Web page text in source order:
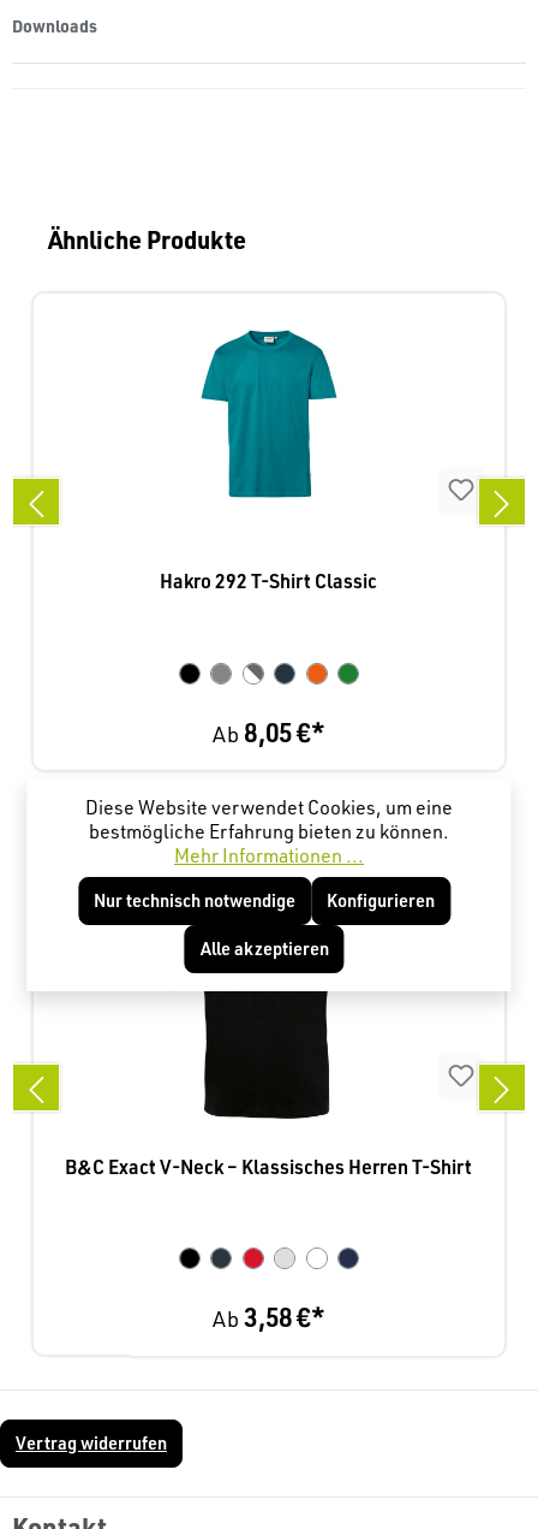
Downloads
Produktgalerie überspringen
Ähnliche Produkte
Hakro 292 T-Shirt Classic
Ab 8,05 €*
Produktgalerie überspringen
Kunden haben sich ebenfalls angesehen
B&C Exact V-Neck – Klassisches Herren T-Shirt
Ab3,58 €*
Vertrag widerrufen
Diese Website verwendet Cookies, um eine
bestmögliche Erfahrung bieten zu können.
Mehr Informationen ...
Nur technisch notwendige Konfigurieren
Alle akzeptieren